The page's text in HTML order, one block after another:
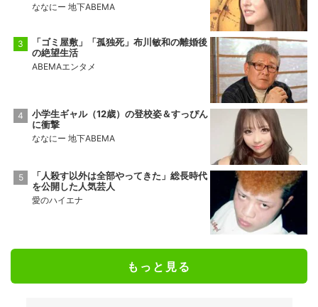
ななにー 地下ABEMA
「ゴミ屋敷」「孤独死」布川敏和の離婚後
の絶望生活
ABEMAエンタメ
小学生ギャル（12歳）の登校姿＆すっぴん
に衝撃
ななにー 地下ABEMA
「人殺す以外は全部やってきた」総長時代
を公開した人気芸人
愛のハイエナ
もっと見る